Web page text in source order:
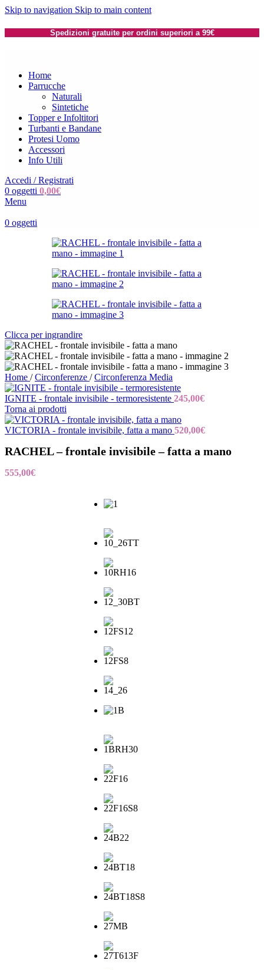
Skip to navigation Skip to main content
Spedizioni gratuite per ordini superiori a 99€
Home
Parrucche
Naturali
Sintetiche
Topper e Infoltitori
Turbanti e Bandane
Protesi Uomo
Accessori
Info Utili
Accedi / Registrati
0 oggetti 0,00€
Menu
0 oggetti
Clicca per ingrandire
Home / Circonferenze / Circonferenza Media
IGNITE - frontale invisibile - termoresistente 245,00€
Torna ai prodotti
VICTORIA - frontale invisibile, fatta a mano 520,00€
RACHEL – frontale invisibile – fatta a mano
555,00€